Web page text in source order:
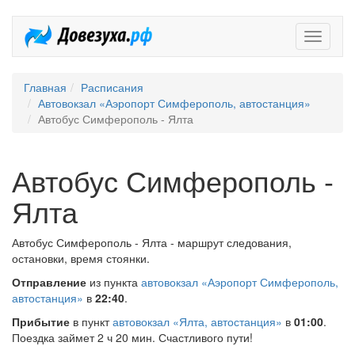
Главная
Расписания
Автовокзал «Аэропорт Симферополь, автостанция»
Автобус Симферополь - Ялта
Автобус Симферополь -
Ялта
Автобус Симферополь - Ялта - маршрут следования,
остановки, время стоянки.
Отправление из пункта автовокзал «Аэропорт Симферополь,
автостанция» в 22:40.
Прибытие в пунктавтовокзал «Ялта, автостанция» в 01:00.
Поездка займет 2 ч 20 мин. Счастливого пути!